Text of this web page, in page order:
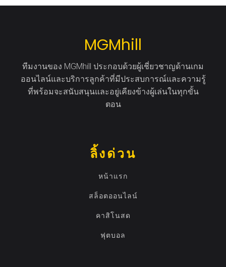
MGMhill
ทีมงานของ MGMhill ประกอบด้วยผู้เชี่ยวชาญด้านเกม
ออนไลน์และบริการลูกค้าที่มีประสบการณ์และความรู้
ที่พร้อมจะสนับสนุนและอยู่เคียงข้างผู้เล่นในทุกขั้น
ตอน
ลิ้งด่วน
หน้าแรก
สล็อตออนไลน์
คาสิโนสด
ฟุตบอล